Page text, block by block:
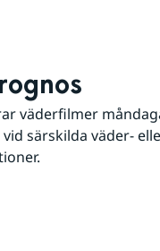
väderfilmer
särskilda väder-